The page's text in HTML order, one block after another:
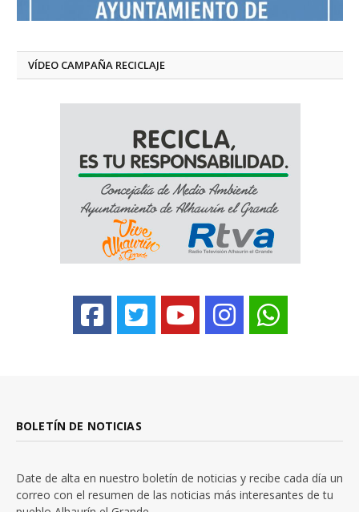
VÍDEO CAMPAÑA RECICLAJE
BOLETÍN DE NOTICIAS
Date de alta en nuestro boletín de noticias y recibe cada día un
correo con el resumen de las noticias más interesantes de tu